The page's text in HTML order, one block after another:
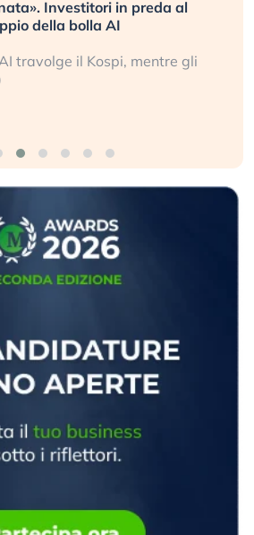
Quando la finanza pesa più
L’America sta ripetendo gli
La ricchezza mondiale